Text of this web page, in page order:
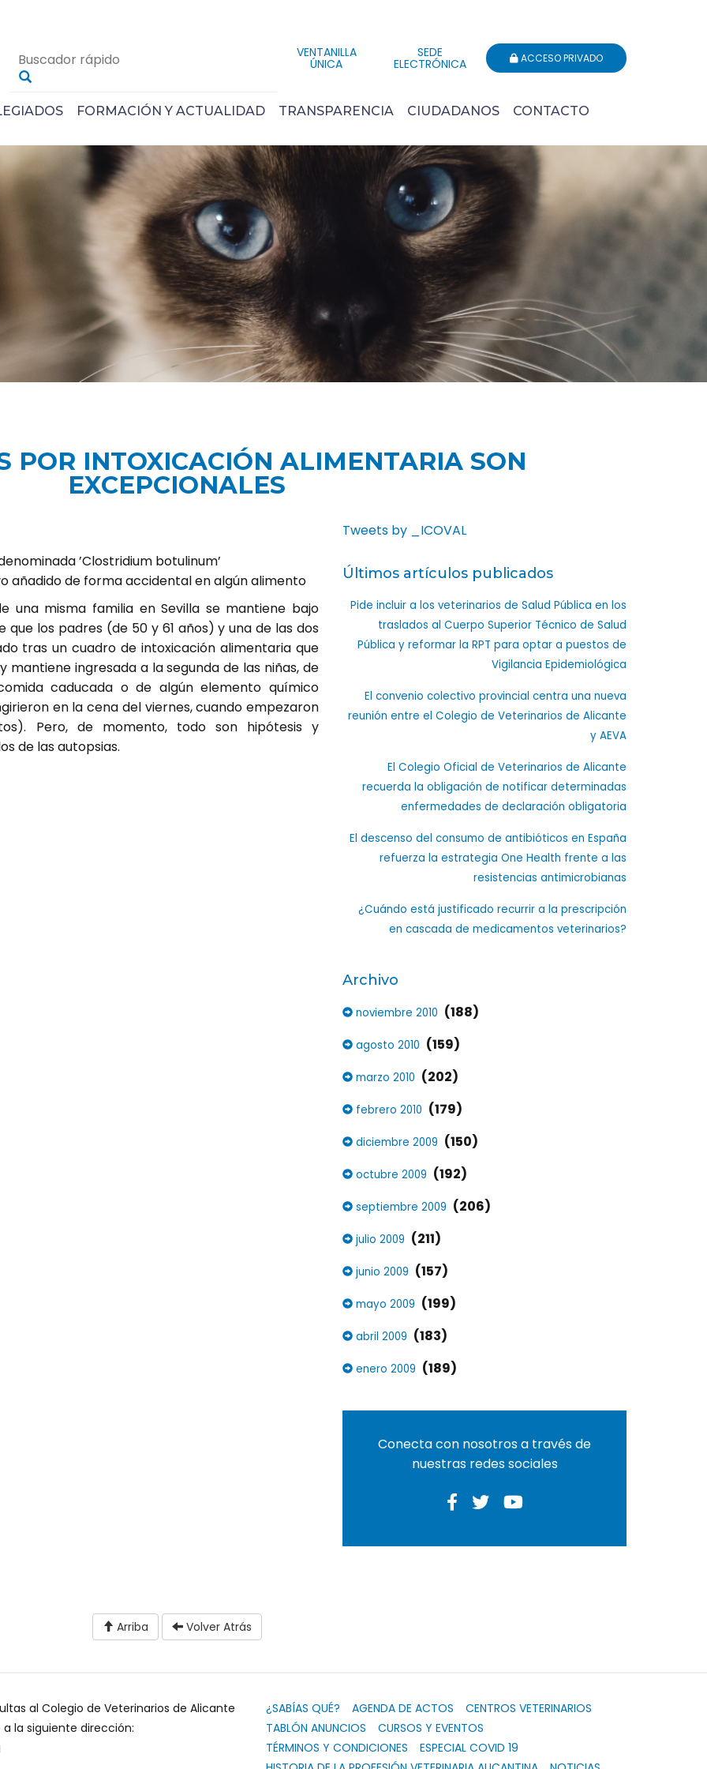
VENTANILLA
ÚNICA
SEDE
ELECTRÓNICA ACCESO PRIVADO
FORMACIÓN Y ACTUALIDAD TRANSPARENCIA CIUDADANOS CONTACTO
POR INTOXICACIÓN ALIMENTARIA SON
EXCEPCIONALES
’Clostridium botulinum’
añadido de forma accidental en algún alimento
una misma familia en Sevilla se mantiene bajo
los padres (de 50 y 61 años) y una de las dos
tras un cuadro de intoxicación alimentaria que
mantiene ingresada a la segunda de las niñas, de
caducada o de algún elemento químico
en la cena del viernes, cuando empezaron
Pero, de momento, todo son hipótesis y
de las autopsias.
Tweets by _ICOVAL
Últimos artículos publicados
Pide incluir a los veterinarios de Salud Pública en los
traslados al Cuerpo Superior Técnico de Salud
Pública y reformar la RPT para optar a puestos de
Vigilancia Epidemiológica
El convenio colectivo provincial centra una nueva
reunión entre el Colegio de Veterinarios de Alicante
y AEVA
El Colegio Oficial de Veterinarios de Alicante
recuerda la obligación de notificar determinadas
enfermedades de declaración obligatoria
El descenso del consumo de antibióticos en España
refuerza la estrategia One Health frente a las
resistencias antimicrobianas
¿Cuándo está justificado recurrir a la prescripción
en cascada de medicamentos veterinarios?
Archivo
noviembre 2010 (188)
agosto 2010 (159)
marzo 2010 (202)
febrero 2010 (179)
diciembre 2009 (150)
octubre 2009 (192)
septiembre 2009 (206)
julio 2009 (211)
junio 2009 (157)
mayo 2009 (199)
abril 2009 (183)
enero 2009 (189)
Conecta con nosotros a través de
nuestras redes sociales
Arriba Volver Atrás
al Colegio de Veterinarios de Alicante
la siguiente dirección:
¿SABÍAS QUÉ? AGENDA DE ACTOS
CENTROS VETERINARIOS
TABLÓN ANUNCIOS
CURSOS Y EVENTOS
TÉRMINOS Y CONDICIONES
ESPECIAL COVID 19